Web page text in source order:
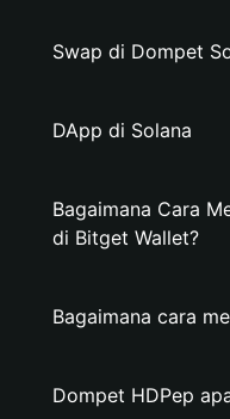
Swap di Dompet
DApp di Solana
Bagaimana Cara
di Bitget Wallet?
Bagaimana cara
Dompet HDPep